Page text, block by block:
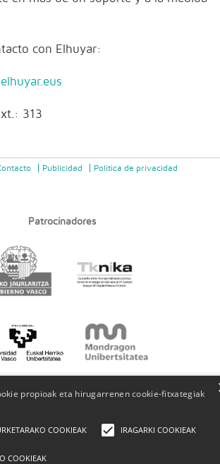
con Elhuyar:
313
Publicidad Politica de privacidad
Patrocinadores
propioak eta hirugarrenen cookie-fitxategiak
COOKIEAK IRAGARKI COOKIEAK
COOKIEAK